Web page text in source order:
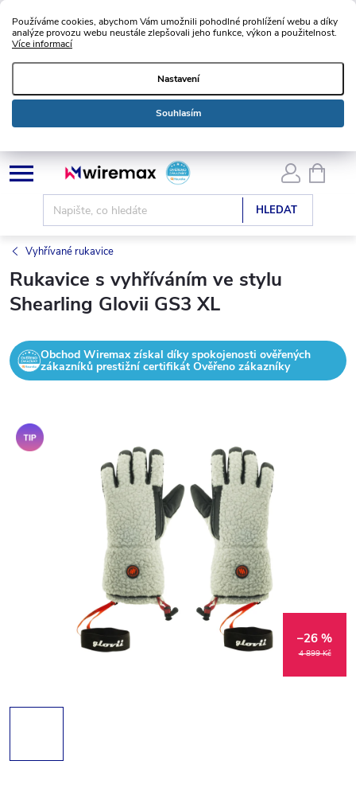
Používáme cookies, abychom Vám umožnili pohodlné prohlížení webu a díky
analýze provozu webu neustále zlepšovali jeho funkce, výkon a použitelnost.
Více informací
Nastavení
Souhlasím
Přejít
na
HLEDAT
KOŠÍK
Vyhřívané rukavice
Rukavice s vyhříváním ve stylu
Shearling Glovii GS3 XL
Obchod Wiremax získal díky spokojenosti ověřených
zákazníků prestižní certifikát Ověřeno zákazníky
Tip
4 899 Kč
–26 %